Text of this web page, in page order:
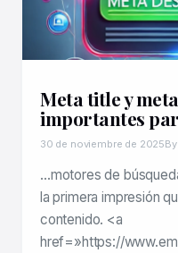
Meta title y
importantes
30 de noviembre de 2025
…motores de
la primera impresión
contenido. <a
href=»https://